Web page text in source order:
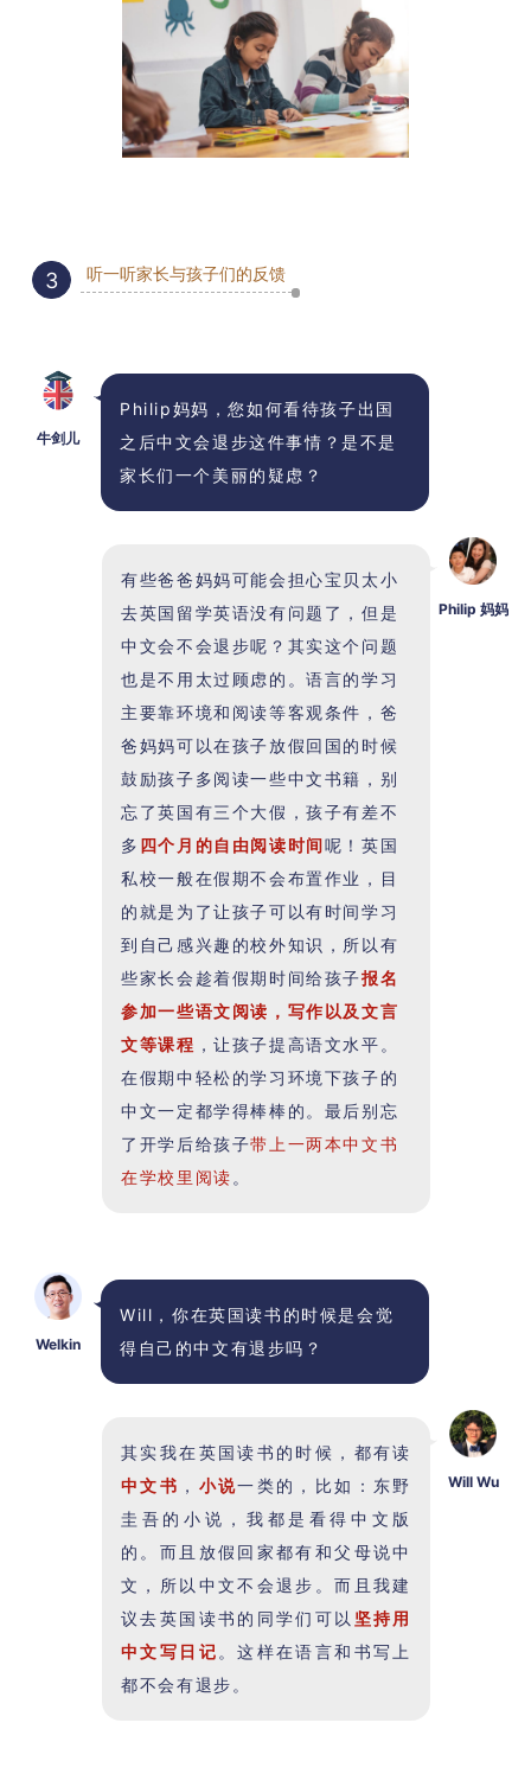
3 听一听家长与孩子们的反馈
牛剑儿
Philip妈妈，您如何看待孩子出国
之后中文会退步这件事情？是不是
家长们一个美丽的疑虑？
有些爸爸妈妈可能会担心宝贝太小
去英国留学英语没有问题了，但是
中文会不会退步呢？其实这个问题
也是不用太过顾虑的。语言的学习
主要靠环境和阅读等客观条件，爸
爸妈妈可以在孩子放假回国的时候
鼓励孩子多阅读一些中文书籍，别
忘了英国有三个大假，孩子有差不
多 四个月的自由阅读时间呢！英国
私校一般在假期不会布置作业，目
的就是为了让孩子可以有时间学习
到自己感兴趣的校外知识，所以有
些家长会趁着假期时间给孩子报名
参加一些语文阅读，写作以及文言
文等课程 ，让孩子提高语文水平。
在假期中轻松的学习环境下孩子的
中文一定都学得棒棒的。最后别忘
了开学后给孩子带上一两本中文书
在学校里阅读 。
Philip 妈妈
Welkin
Will，你在英国读书的时候是会觉
得自己的中文有退步吗？
其实我在英国读书的时候，都有读
中文书 ， 小说一类的，比如：东野
圭吾的小说，我都是看得中文版
的。而且放假回家都有和父母说中
文，所以中文不会退步。而且我建
议去英国读书的同学们可以 坚持用
中文写日记。这样在语言和书写上
都不会有退步。
Will Wu